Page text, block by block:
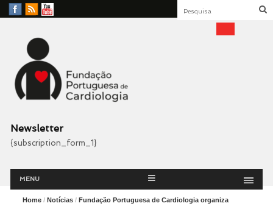
Facebook
RSS
YouTube
Fundação Portuguesa
Cardiologia
Newsletter
{subscription_form_1}
Menu
MENU
Home/ Notícias/ Fundação Portuguesa de Cardiologia organiza